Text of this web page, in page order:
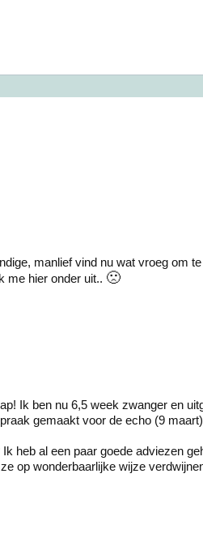
manlief vind nu wat vroeg om
me hier onder uit.. 🙁
Ik ben nu 6,5 week zwanger en
gemaakt voor de echo (9
heb al een paar goede adviezen
op wonderbaarlijke wijze